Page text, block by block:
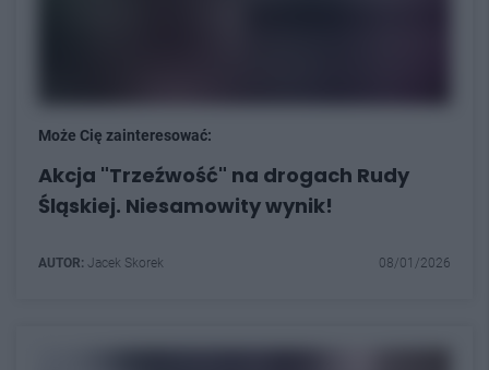
Może Cię zainteresować:
Akcja "Trzeźwość" na drogach Rudy
Śląskiej. Niesamowity wynik!
AUTOR: Jacek Skorek 08/01/2026